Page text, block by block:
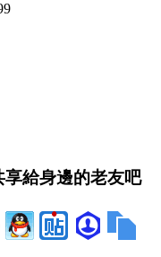
給身邊的老友吧